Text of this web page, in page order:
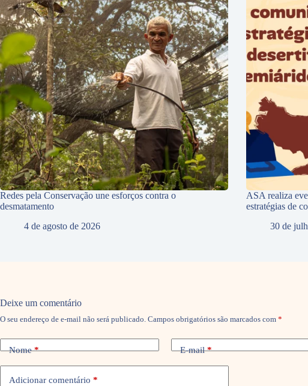
Redes pela Conservação une esforços contra o
desmatamento
4 de agosto de 2026
ASA realiza
estratégias de
30 de
Deixe um comentário
O seu endereço de e-mail não será publicado. Campos obrigatórios são marcados com *
Nome* E-mail*
Adicionar comentário *